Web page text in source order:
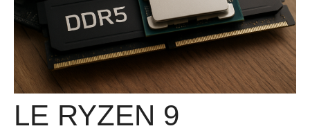
LE RYZEN 9